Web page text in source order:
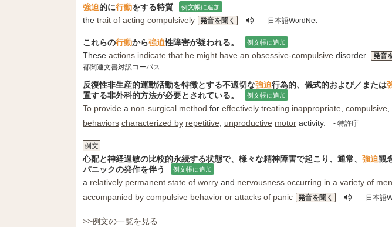
強迫的に行動をする特質 例文帳に追加
the trait of acting compulsively 発音を聞く - 日本語WordNet
これらの行動から強迫性障害が疑われる。 例文帳に追加
These actions indicate that he might have an obsessive-compulsive disorder. 発音
都関連文書対訳コーパス
反復性非生産的運動活動を特徴とする不適切な強迫行為的、儀式的および／または
置する非外科的方法が必要とされている。
例文帳に追加
To provide a non-surgical method for effectively treating inappropriate compulsive
behaviors characterized by repetitive unproductive motor activity. - 特許庁
例文
心配と神経過敏の比較的永続する状態で、様々な精神障害で起こり、通常、 強迫観
パニックの発作を伴う
例文帳に追加
a relatively permanent state of worry and nervousness occurring in a variety of
accompanied by compulsive behavior or attacks of panic 発音を聞く - 日本語
>>例文の一覧を見る